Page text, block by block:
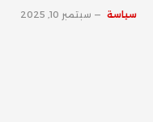
سياسة سبتمبر 10, 2025